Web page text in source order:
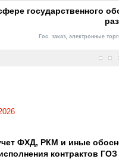
государственного
Гос. заказ, электронные
ФХД, РКМ и иные
контрактов